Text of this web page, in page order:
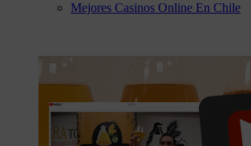
Mejores Casinos Online En Chile